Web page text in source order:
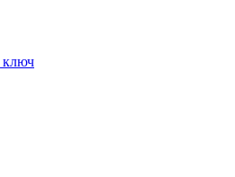
ключ